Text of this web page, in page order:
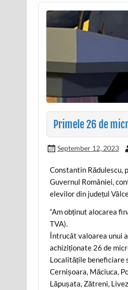
Primele 26 de
September 12, 2023
Constantin Rădulescu,
Guvernul României,
elevilor din județul
“Am obținut alocarea
TVA).
Întrucât valoarea unui
achiziționate 26 de
Localitățile beneficiare
Cernișoara, Măciuca,
Lăpușata, Zătreni,